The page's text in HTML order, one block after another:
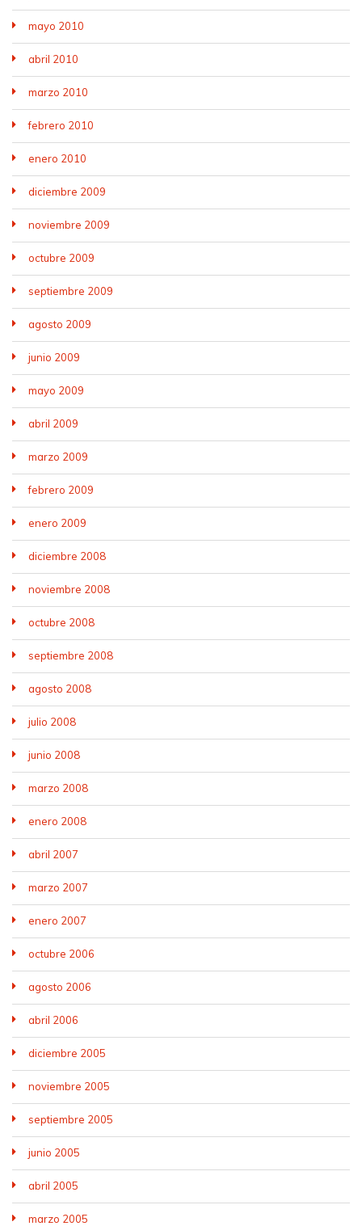
mayo 2010
abril 2010
marzo 2010
febrero 2010
enero 2010
diciembre 2009
noviembre 2009
octubre 2009
septiembre 2009
agosto 2009
junio 2009
mayo 2009
abril 2009
marzo 2009
febrero 2009
enero 2009
diciembre 2008
noviembre 2008
octubre 2008
septiembre 2008
agosto 2008
julio 2008
junio 2008
marzo 2008
enero 2008
abril 2007
marzo 2007
enero 2007
octubre 2006
agosto 2006
abril 2006
diciembre 2005
noviembre 2005
septiembre 2005
junio 2005
abril 2005
marzo 2005